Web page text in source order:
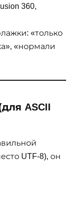
360,
«только
«нормали
ASCII
UTF-8), он